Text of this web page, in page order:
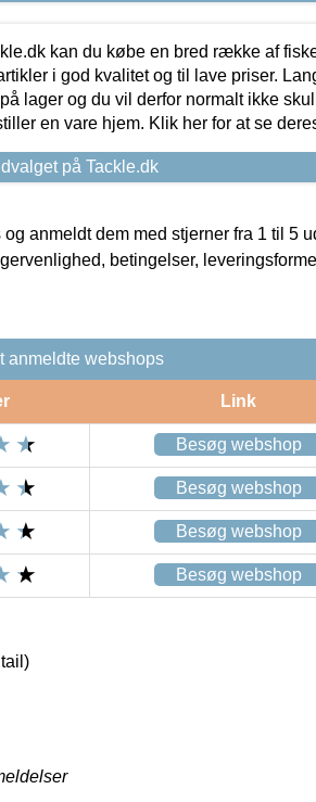
kan du købe en bred række af
i god kvalitet og til lave priser.
lager og du vil derfor normalt ikke
en vare hjem. Klik her for at se
på Tackle.dk
anmeldt dem med stjerner fra 1 til 5
betingelser,
anmeldte webshops
Link
Besøg webshop
Besøg webshop
Besøg webshop
Besøg webshop